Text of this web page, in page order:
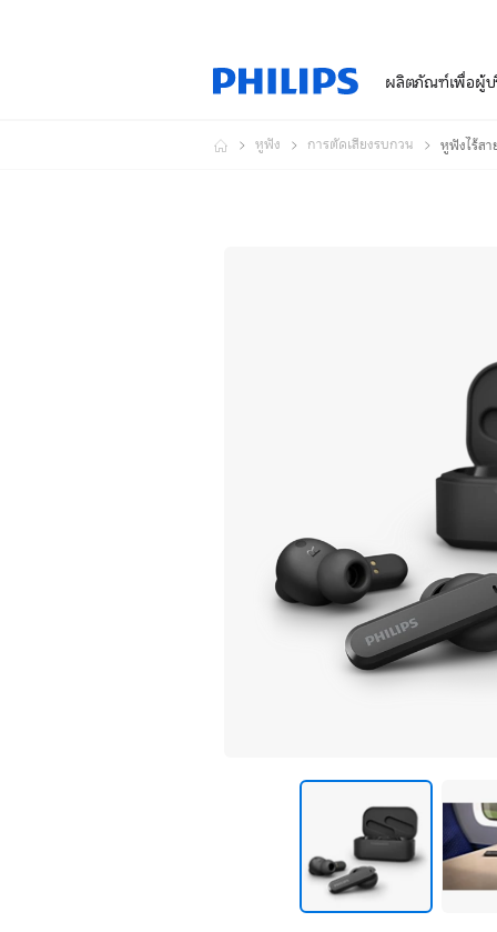
ผลิตภัณฑ์เพื่อผู้บ
หูฟัง การตัดเสียงรบกวน หูฟังไร้ส